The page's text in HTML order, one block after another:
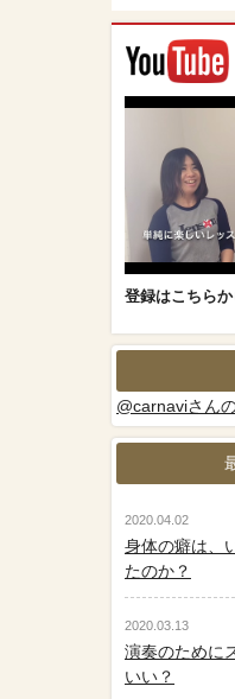
登録はこちら
@carnaviさん
2020.04.02
身体の癖は、
たのか？
2020.03.13
演奏のために
いい？